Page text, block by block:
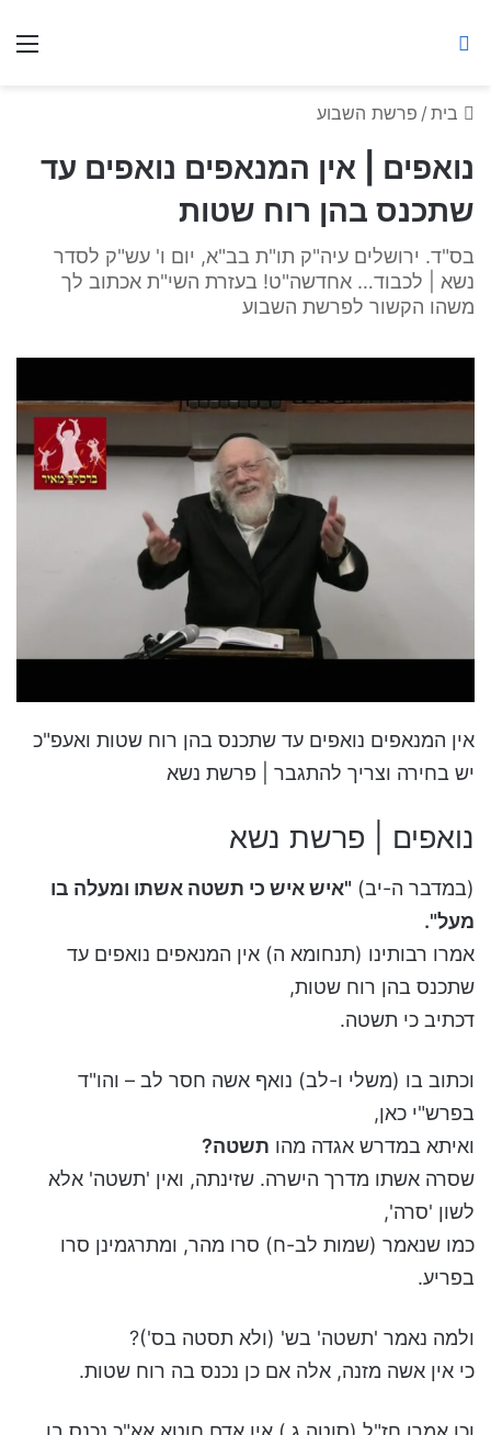
בית / פרשת השבוע
נואפים | אין המנאפים נואפים עד
שתכנס בהן רוח שטות
בס"ד. ירושלים עיה"ק תו"ת בב"א, יום ו' עש"ק לסדר
נשא | לכבוד… אחדשה"ט! בעזרת השי"ת אכתוב לך
משהו הקשור לפרשת השבוע
אין המנאפים נואפים עד שתכנס בהן רוח שטות ואעפ"כ
יש בחירה וצריך להתגבר | פרשת נשא
נואפים | פרשת נשא
(במדבר ה-יב) "איש איש כי תשטה אשתו ומעלה בו
מעל".
אמרו רבותינו (תנחומא ה) אין המנאפים נואפים עד
שתכנס בהן רוח שטות,
דכתיב כי תשטה.
וכתוב בו (משלי ו-לב) נואף אשה חסר לב – והו"ד
בפרש"י כאן,
ואיתא במדרש אגדה מהו תשטה?
שסרה אשתו מדרך הישרה. שזינתה, ואין 'תשטה' אלא
לשון 'סרה',
כמו שנאמר (שמות לב-ח) סרו מהר, ומתרגמינן סרו
בפריע.
ולמה נאמר 'תשטה' בש' (ולא תסטה בס')?
כי אין אשה מזנה, אלה אם כן נכנס בה רוח שטות.